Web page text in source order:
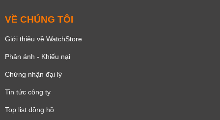
VỀ CHÚNG TÔI
Giới thiệu về WatchStore
Phản ánh - Khiếu nại
Chứng nhận đại lý
Tin tức công ty
Top list đồng hồ